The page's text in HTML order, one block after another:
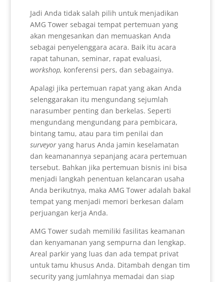
Jadi Anda tidak salah pilih untuk menjadikan
AMG Tower sebagai tempat pertemuan yang
akan mengesankan dan memuaskan Anda
sebagai penyelenggara acara. Baik itu acara
rapat tahunan, seminar, rapat evaluasi,
workshop, konferensi pers, dan sebagainya.
Apalagi jika pertemuan rapat yang akan Anda
selenggarakan itu mengundang sejumlah
narasumber penting dan berkelas. Seperti
mengundang mengundang para pembicara,
bintang tamu, atau para tim penilai dan
surveyoryang harus Anda jamin keselamatan
dan keamanannya sepanjang acara pertemuan
tersebut. Bahkan jika pertemuan bisnis ini bisa
menjadi langkah penentuan kelancaran usaha
Anda berikutnya, maka AMG Tower adalah bakal
tempat yang menjadi memori berkesan dalam
perjuangan kerja Anda.
AMG Tower sudah memiliki fasilitas keamanan
dan kenyamanan yang sempurna dan lengkap.
Areal parkir yang luas dan ada tempat privat
untuk tamu khusus Anda. Ditambah dengan tim
security yang jumlahnya memadai dan siap